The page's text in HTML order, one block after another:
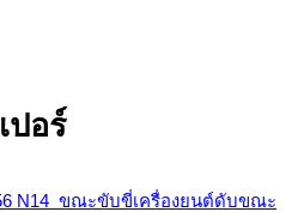
ปอร์
N14 ขณะขับขี่เครื่องยนต์ดับขณะ